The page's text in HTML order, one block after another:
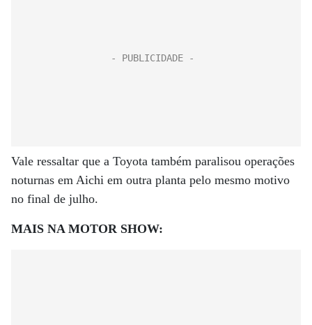
Vale ressaltar que a Toyota também paralisou operações
noturnas em Aichi em outra planta pelo mesmo motivo
no final de julho.
MAIS NA MOTOR SHOW: